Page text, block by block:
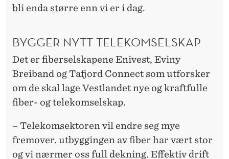
bli enda større enn vi er i dag.
BYGGER NYTT TELEKOMSELSKAP
Det er fiberselskapene Enivest, Eviny
Breiband og Tafjord Connect som utforsker
om de skal lage Vestlandet nye og kraftfulle
fiber- og telekomselskap.
– Telekomsektoren vil endre seg mye
fremover. utbyggingen av fiber har vært stor
og vi nærmer oss full dekning. Effektiv drift